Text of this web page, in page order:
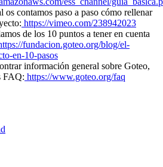
os contamos paso a paso cómo rellenar
https://vimeo.com/238942023
de los 10 puntos a tener en cuenta
fundacion.goteo.org/blog/el-
en-10-pasos
información general sobre Goteo,
FAQ: https://www.goteo.org/faq